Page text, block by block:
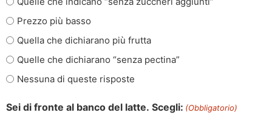
Prezzo più basso
Quella che dichiarano più frutta
Quelle che dichiarano “senza pectina”
Nessuna di queste risposte
Sei di fronte al banco del latte. Scegli: (Obbligatorio)